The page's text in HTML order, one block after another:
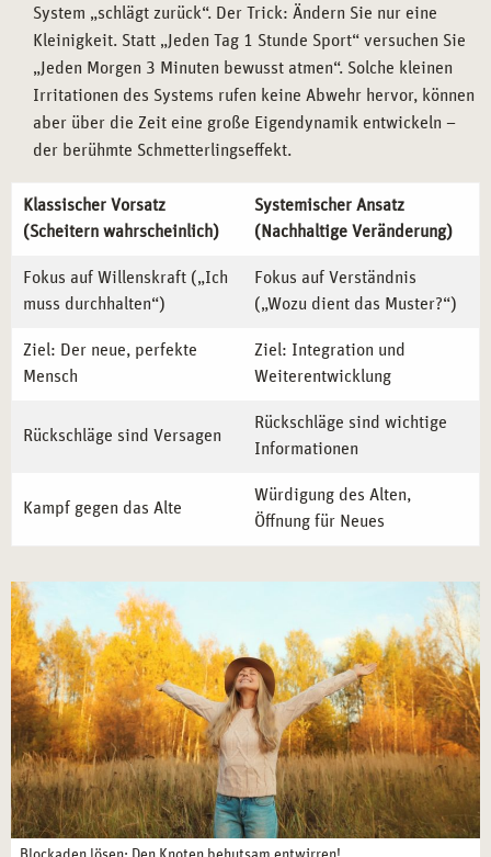
System „schlägt zurück“. Der Trick: Ändern Sie nur eine
Kleinigkeit. Statt „Jeden Tag 1 Stunde Sport“ versuchen Sie
„Jeden Morgen 3 Minuten bewusst atmen“. Solche kleinen
Irritationen des Systems rufen keine Abwehr hervor, können
aber über die Zeit eine große Eigendynamik entwickeln –
der berühmte Schmetterlingseffekt.
Klassischer Vorsatz
(Scheitern wahrscheinlich)
Systemischer Ansatz
(Nachhaltige Veränderung)
Fokus auf Willenskraft („Ich
muss durchhalten“)
Fokus auf Verständnis
(„Wozu dient das Muster?“)
Ziel: Der neue, perfekte
Mensch
Ziel: Integration und
Weiterentwicklung
Rückschläge sind Versagen
Rückschläge sind wichtige
Informationen
Kampf gegen das Alte
Würdigung des Alten,
Öffnung für Neues